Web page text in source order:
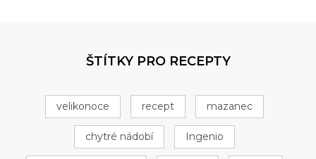
ŠTÍTKY PRO RECEPTY
velikonoce recept mazanec
chytré nádobí Ingenio